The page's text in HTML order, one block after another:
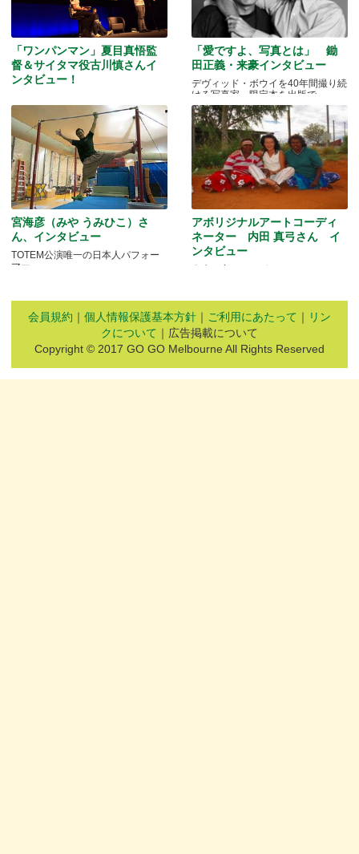
「ワンパンマン」夏目真悟監
督＆サイタマ役古川慎さんイ
ンタビュー！
2016
「愛ですよ、写真とは」 鋤
田正義・来豪インタビュー
デヴィッド・ボウイを40年間撮り続
ける写真家、限定本を出版で
宮海彦（みや うみひこ）さ
ん、インタビュー
TOTEM公演唯一の日本人パフォー
マー
アボリジナルアートコーディ
ネーター 内田 真弓さん イ
ンタビュー
人生を変えたアボリジニ・アートと
会員規約 ｜ 個人情報保護基本方針 ｜ ご利用にあたって ｜ リン
クについて ｜広告掲載について
Copyright © 2017 GO GO Melbourne All Rights Reserved